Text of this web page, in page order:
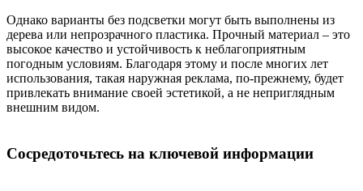
Однако варианты без подсветки могут быть выполнены из
дерева или непрозрачного пластика. Прочный материал – это
высокое качество и устойчивость к неблагоприятным
погодным условиям. Благодаря этому и после многих лет
использования, такая наружная реклама, по-прежнему, будет
привлекать внимание своей эстетикой, а не неприглядным
внешним видом.
Сосредоточьтесь на ключевой информации